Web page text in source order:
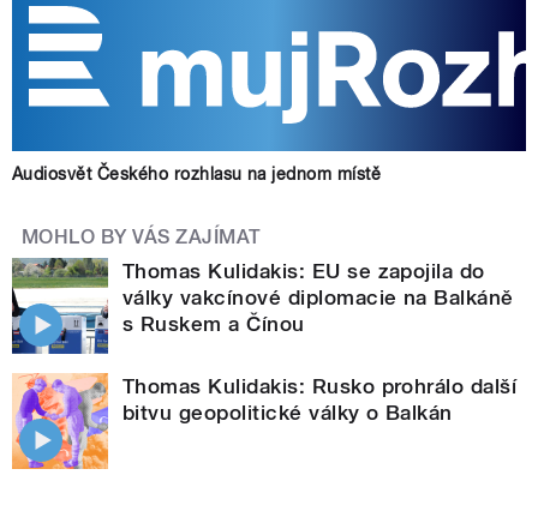
Audiosvět Českého rozhlasu na jednom místě
MOHLO BY VÁS ZAJÍMAT
Thomas Kulidakis: EU se zapojila do
války vakcínové diplomacie na Balkáně
s Ruskem a Čínou
Thomas Kulidakis: Rusko prohrálo další
bitvu geopolitické války o Balkán